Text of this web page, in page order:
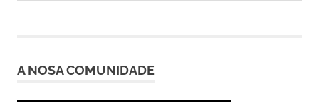
A NOSA COMUNIDADE